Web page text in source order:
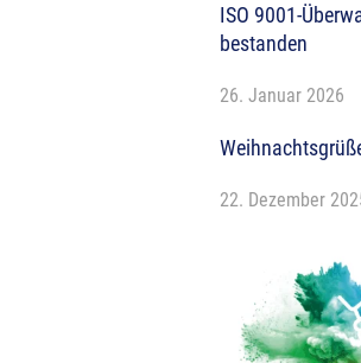
ISO 9001-
bestanden
26. Januar 2026
22. Dezember